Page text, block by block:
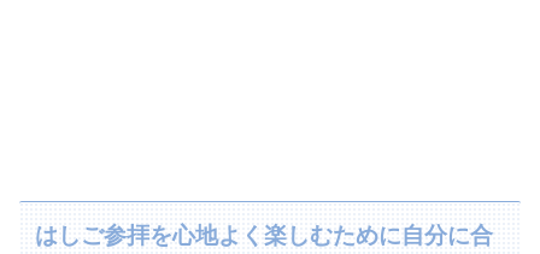
はしご参拝を心地よく楽しむために自分に合